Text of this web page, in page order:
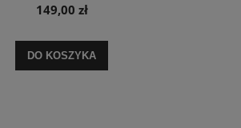
149,00 zł
DO KOSZYKA